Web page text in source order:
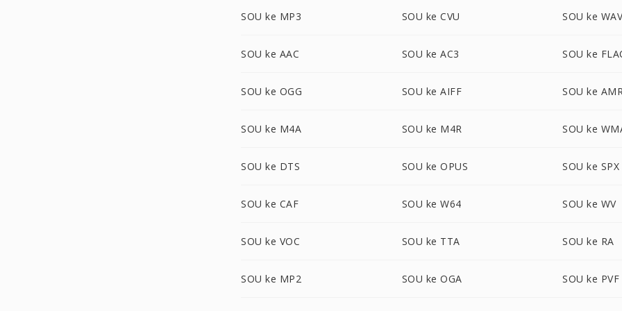
SOU ke MP3 SOU ke CVU SOU ke
SOU ke AAC SOU ke AC3 SOU ke
SOU ke OGG SOU ke AIFF SOU ke
SOU ke M4A SOU ke M4R SOU ke
SOU ke DTS SOU ke OPUS SOU ke SPX
SOU ke CAF SOU ke W64 SOU ke WV
SOU ke VOC SOU ke TTA SOU ke RA
SOU ke MP2 SOU ke OGA SOU ke PVF